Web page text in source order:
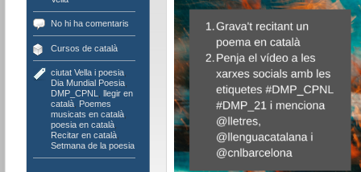
No hi ha comentaris
Cursos de català
ciutat Vella i poesia,
Dia Mundial Poesia,
DMP_CPNL
llegir en
català, Poemes
musicats en català,
poesia en català,
Recitar en català,
Setmana de la poesia